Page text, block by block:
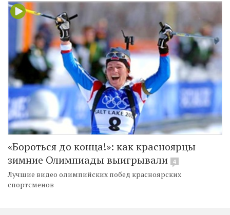
«Бороться до конца!»: как красноярцы
зимние Олимпиады выигрывали
4
Лучшие видео олимпийских побед красноярских
спортсменов